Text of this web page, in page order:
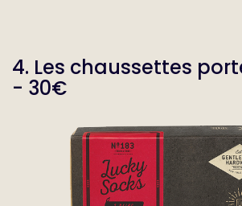
4. Les chaussettes
- 30€